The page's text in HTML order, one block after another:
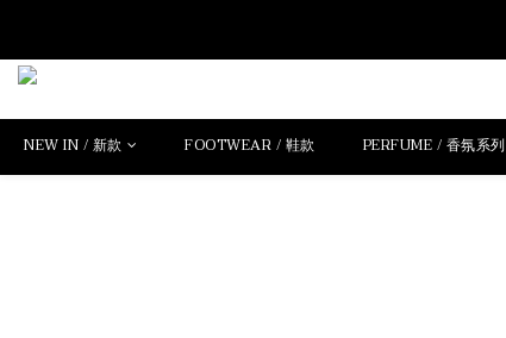
NEW IN / 新款 FOOTWEAR / 鞋款 PERFUME / 香氛系列